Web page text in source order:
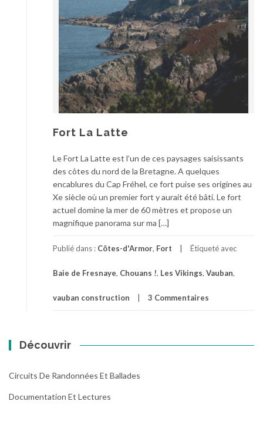
Fort La Latte
Le Fort La Latte est l’un de ces paysages saisissants
des côtes du nord de la Bretagne. A quelques
encablures du Cap Fréhel, ce fort puise ses origines au
Xe siècle où un premier fort y aurait été bâti. Le fort
actuel domine la mer de 60 mètres et propose un
magnifique panorama sur ma […]
Publié dans : Côtes-d'Armor, Fort Étiqueté avec
Baie de Fresnaye, Chouans !, Les Vikings, Vauban,
vauban construction 3 Commentaires
Découvrir
Circuits De Randonnées Et Ballades
Documentation Et Lectures